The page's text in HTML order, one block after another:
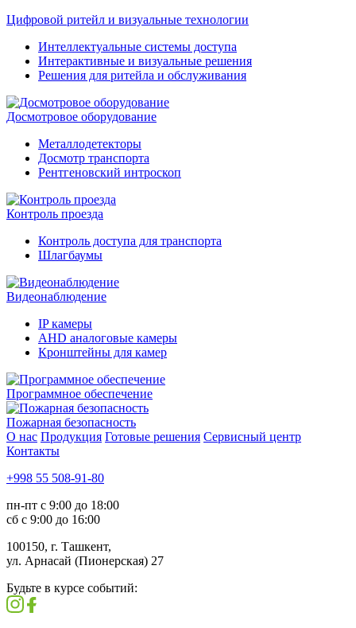
Цифровой ритейл и визуальные технологии
Интеллектуальные системы доступа
Интерактивные и визуальные решения
Решения для ритейла и обслуживания
Досмотровое оборудование
Металлодетекторы
Досмотр транспорта
Рентгеновский интроскоп
Контроль проезда
Контроль доступа для транспорта
Шлагбаумы
Видеонаблюдение
IP камеры
AHD аналоговые камеры
Кронштейны для камер
Программное обеспечение
Пожарная безопасность
О нас Продукция Готовые решения Сервисный центр
Контакты
+998 55 508-91-80
пн-пт с 9:00 до 18:00
сб с 9:00 до 16:00
100150, г. Ташкент,
ул. Арнасай (Пионерская) 27
Будьте в курсе событий: